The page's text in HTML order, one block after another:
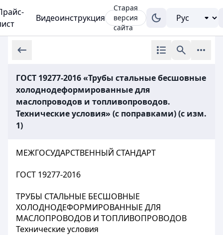
Видеоинструкция
Старая
версия
сайта
ГОСТ 19277-2016 «Трубы стальные бесшовные
холоднодеформированные для
маслопроводов и топливопроводов.
Технические условия» (с поправками) (с изм.
1)
МЕЖГОСУДАРСТВЕННЫЙ СТАНДАРТ
ГОСТ 19277-2016
ТРУБЫ СТАЛЬНЫЕ БЕСШОВНЫЕ
ХОЛОДНОДЕФОРМИРОВАННЫЕ ДЛЯ
МАСЛОПРОВОДОВ И ТОПЛИВОПРОВОДОВ
Технические условия